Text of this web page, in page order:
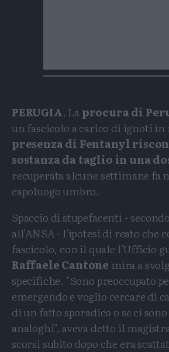
PERUGIA. Laprocura di
un fascicolo a carico di ignoti in
presenza di Fentanyl
sostanza da taglio in una
recuperata alcune settimane fa
capoluogo umbro.
Spaccio di stupefacenti -
all'ANSA - l'ipotesi di reato che
fascicolo, con il quale l'Ufficio
Raffaele Cantone mira a
specifiche. "Sono preoccupato
emergendo e voglio cercare di
di un fatto sporadico o se ci
analoghi", aveva detto il
scorsi subito dopo che era